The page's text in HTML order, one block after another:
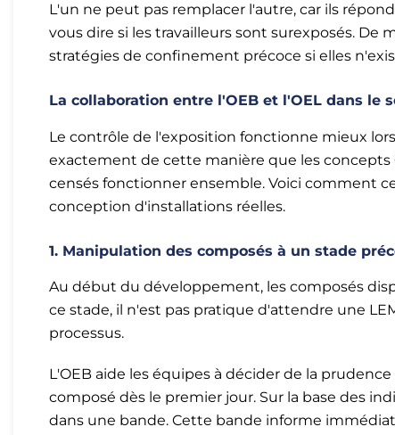
L'un ne peut pas remplacer l'autre, car ils
vous dire si les travailleurs sont surexposés. De
stratégies de confinement précoce si elles
La collaboration entre l'OEB et l'OEL dans le
Le contrôle de l'exposition fonctionne mieux
exactement de cette manière que les
censés fonctionner ensemble. Voici comment
conception d'installations réelles.
1. Manipulation des composés à un stade
Au début du développement, les composés
ce stade, il n'est pas pratique d'attendre une
processus.
L'OEB aide les équipes à décider de la
composé dès le premier jour. Sur la base des
dans une bande. Cette bande informe